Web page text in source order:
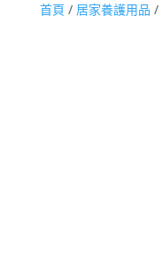
首頁 / 居家養護用品 /